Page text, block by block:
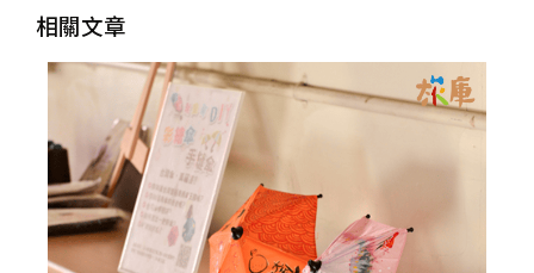
相關文章